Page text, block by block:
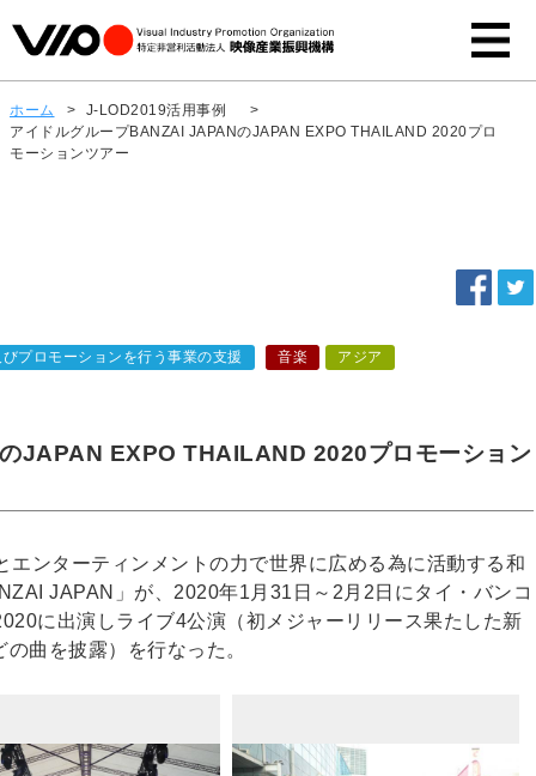
ホーム > J-LOD2019活用事例
>
アイドルグループBANZAI JAPANのJAPAN EXPO THAILAND 2020プロ
モーションツアー
プロモーションを行う事業の支援 音楽 アジア
JAPAN EXPO THAILAND 2020プロモーション
ンターティンメントの力で世界に広める為に活動する和
JAPAN」が、2020年1月31日～2月2日にタイ・バンコ
に出演しライブ4公演（初メジャーリリース果たした新
曲を披露）を行なった。